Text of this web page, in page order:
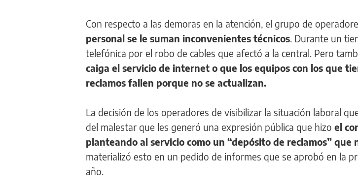
Con respecto a las demoras en la atención, el grupo de
personal se le suman inconvenientes técnicos . Durante un
telefónica por el robo de cables que afectó a la central. Pero
caiga el servicio de internet o que los equipos con los que
reclamos fallen porque no se actualizan.
La decisión de los operadores de visibilizar la situación laboral
del malestar que les generó una expresión pública que hizo el
planteando al servicio como un “depósito de reclamos” que
materializó esto en un pedido de informes que se aprobó en la
año.